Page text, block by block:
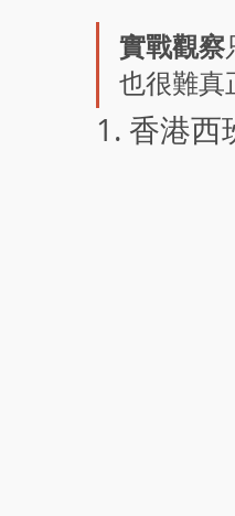
實戰觀察
也很難真
1. 香港西